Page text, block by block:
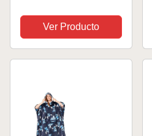
Polar Mujer, Evil
Queen Poncho
Sudadera Manta
Ver Producto